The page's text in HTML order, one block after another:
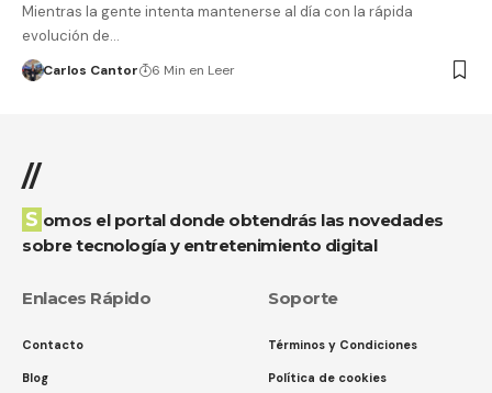
Mientras la gente intenta mantenerse al día con la rápida
evolución de…
Carlos Cantor 6 Min en Leer
//
Somos el portal donde obtendrás las novedades
sobre tecnología y entretenimiento digital
Enlaces Rápido
Contacto
Blog
Soporte
Términos y Condiciones
Política de cookies